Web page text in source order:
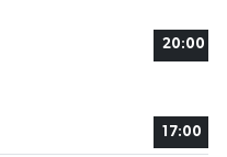
20:00
17:00